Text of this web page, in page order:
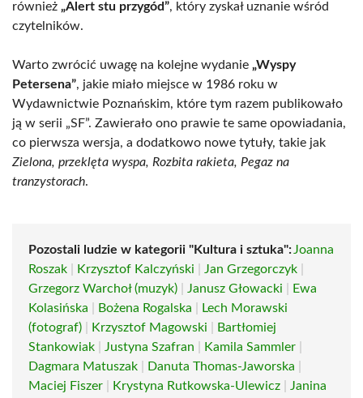
również „Alert stu przygód”, który zyskał uznanie wśród
czytelników.
Warto zwrócić uwagę na kolejne wydanie „Wyspy
Petersena”, jakie miało miejsce w 1986 roku w
Wydawnictwie Poznańskim, które tym razem publikowało
ją w serii „SF”. Zawierało ono prawie te same opowiadania,
co pierwsza wersja, a dodatkowo nowe tytuły, takie jak
Zielona, przeklęta wyspa, Rozbita rakieta, Pegaz na
tranzystorach.
Pozostali ludzie w kategorii "Kultura i sztuka": Joanna
Roszak
Krzysztof Kalczyński Jan Grzegorczyk
Grzegorz Warchoł (muzyk)
Janusz Głowacki
Ewa
Kolasińska
Bożena Rogalska
Lech Morawski
(fotograf)
Krzysztof Magowski
Bartłomiej
Stankowiak
Justyna Szafran Kamila Sammler
Dagmara Matuszak
Danuta Thomas-Jaworska
Maciej Fiszer
Krystyna Rutkowska-Ulewicz
Janina